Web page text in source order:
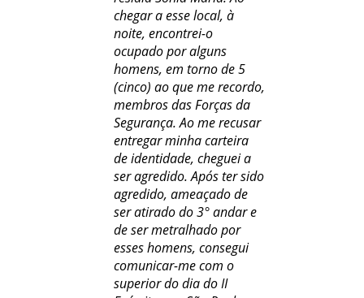
chegar a esse local, à
noite, encontrei-o
ocupado por alguns
homens, em torno de 5
(cinco) ao que me recordo,
membros das Forças da
Segurança. Ao me recusar
entregar minha carteira
de identidade, cheguei a
ser agredido. Após ter sido
agredido, ameaçado de
ser atirado do 3° andar e
de ser metralhado por
esses homens, consegui
comunicar-me com o
superior do dia do II